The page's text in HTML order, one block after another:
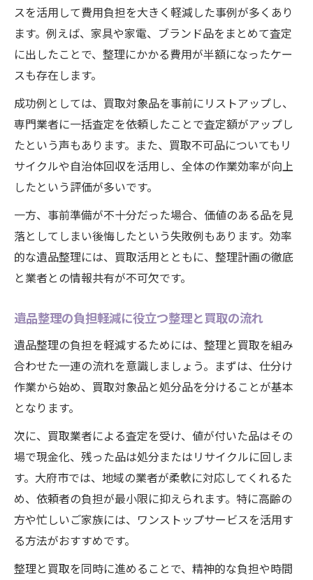
スを活用して費用負担を大きく軽減した事例が多くあり
ます。例えば、家具や家電、ブランド品をまとめて査定
に出したことで、整理にかかる費用が半額になったケー
スも存在します。
成功例としては、買取対象品を事前にリストアップし、
専門業者に一括査定を依頼したことで査定額がアップし
たという声もあります。また、買取不可品についてもリ
サイクルや自治体回収を活用し、全体の作業効率が向上
したという評価が多いです。
一方、事前準備が不十分だった場合、価値のある品を見
落としてしまい後悔したという失敗例もあります。効率
的な遺品整理には、買取活用とともに、整理計画の徹底
と業者との情報共有が不可欠です。
遺品整理の負担軽減に役立つ整理と買取の流れ
遺品整理の負担を軽減するためには、整理と買取を組み
合わせた一連の流れを意識しましょう。まずは、仕分け
作業から始め、買取対象品と処分品を分けることが基本
となります。
次に、買取業者による査定を受け、値が付いた品はその
場で現金化、残った品は処分またはリサイクルに回しま
す。大府市では、地域の業者が柔軟に対応してくれるた
め、依頼者の負担が最小限に抑えられます。特に高齢の
方や忙しいご家族には、ワンストップサービスを活用す
る方法がおすすめです。
整理と買取を同時に進めることで、精神的な負担や時間